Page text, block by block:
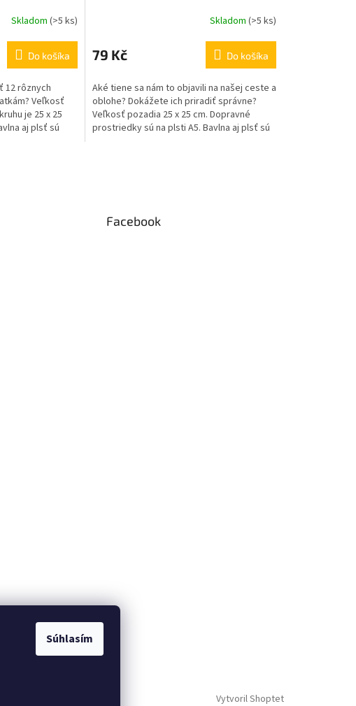
Súhlasím
Skladom (>5 ks)
Do košíka
12 rôznych
Veľkosť
je 25 x 25
aj plsť sú
Skladom (>5 ks)
79 Kč Do košíka
Aké tiene sa nám to objavili na našej ceste a
oblohe? Dokážete ich priradiť správne?
Veľkosť pozadia 25 x 25 cm. Dopravné
prostriedky sú na plsti A5. Bavlna aj plsť sú
Facebook
Vytvoril Shoptet